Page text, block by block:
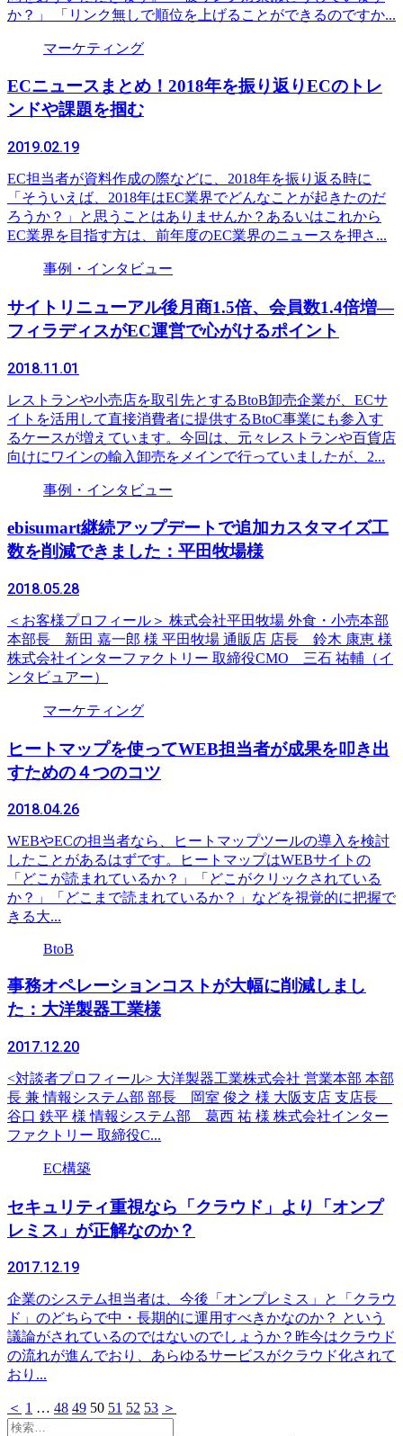
か？」 「リンク無しで順位を上げることができるのですか...
マーケティング
ECニュースまとめ！2018年を振り返りECのトレ
ンドや課題を掴む
2019.02.19
EC担当者が資料作成の際などに、2018年を振り返る時に
「そういえば、2018年はEC業界でどんなことが起きたのだ
ろうか？」と思うことはありませんか？あるいはこれから
EC業界を目指す方は、前年度のEC業界のニュースを押さ...
事例・インタビュー
サイトリニューアル後月商1.5倍、会員数1.4倍増―
フィラディスがEC運営で心がけるポイント
2018.11.01
レストランや小売店を取引先とするBtoB卸売企業が、ECサ
イトを活用して直接消費者に提供するBtoC事業にも参入す
るケースが増えています。今回は、元々レストランや百貨店
向けにワインの輸入卸売をメインで行っていましたが、2...
事例・インタビュー
ebisumart継続アップデートで追加カスタマイズ工
数を削減できました：平田牧場様
2018.05.28
＜お客様プロフィール＞ 株式会社平田牧場 外食・小売本部
本部長 新田 嘉一郎 様 平田牧場 通販店 店長 鈴木 康恵 様
株式会社インターファクトリー 取締役CMO 三石 祐輔（イ
ンタビュアー）
マーケティング
ヒートマップを使ってWEB担当者が成果を叩き出
すための４つのコツ
2018.04.26
WEBやECの担当者なら、ヒートマップツールの導入を検討
したことがあるはずです。ヒートマップはWEBサイトの
「どこが読まれているか？」「どこがクリックされている
か？」「どこまで読まれているか？」などを視覚的に把握で
きる大...
BtoB
事務オペレーションコストが大幅に削減しまし
た：大洋製器工業様
2017.12.20
<対談者プロフィール> 大洋製器工業株式会社 営業本部 本部
長 兼 情報システム部 部長 岡室 俊之 様 大阪支店 支店長
谷口 鉄平 様 情報システム部 葛西 祐 様 株式会社インター
ファクトリー 取締役C...
EC構築
セキュリティ重視なら「クラウド」より「オンプ
レミス」が正解なのか？
2017.12.19
企業のシステム担当者は、今後「オンプレミス」と「クラウ
ド」のどちらで中・長期的に運用すべきかなのか？ という
議論がされているのではないのでしょうか？昨今はクラウド
の流れが進んでおり、あらゆるサービスがクラウド化されて
おり...
＜ 1 … 48 49 50 51 52 53 ＞
検